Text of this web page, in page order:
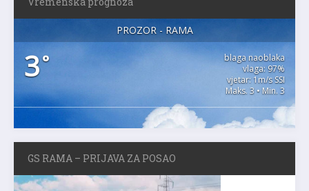
PROZOR - RAMA
3°
blaga naoblaka
vlaga: 97%
vjetar: 1m/s SSI
Maks. 3 • Min. 3
GS RAMA – PRIJAVA ZA POSAO